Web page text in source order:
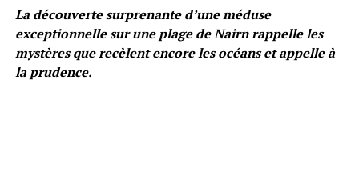
La découverte surprenante d’une méduse
exceptionnelle sur une plage de Nairn rappelle les
mystères que recèlent encore les océans et appelle à
la prudence.